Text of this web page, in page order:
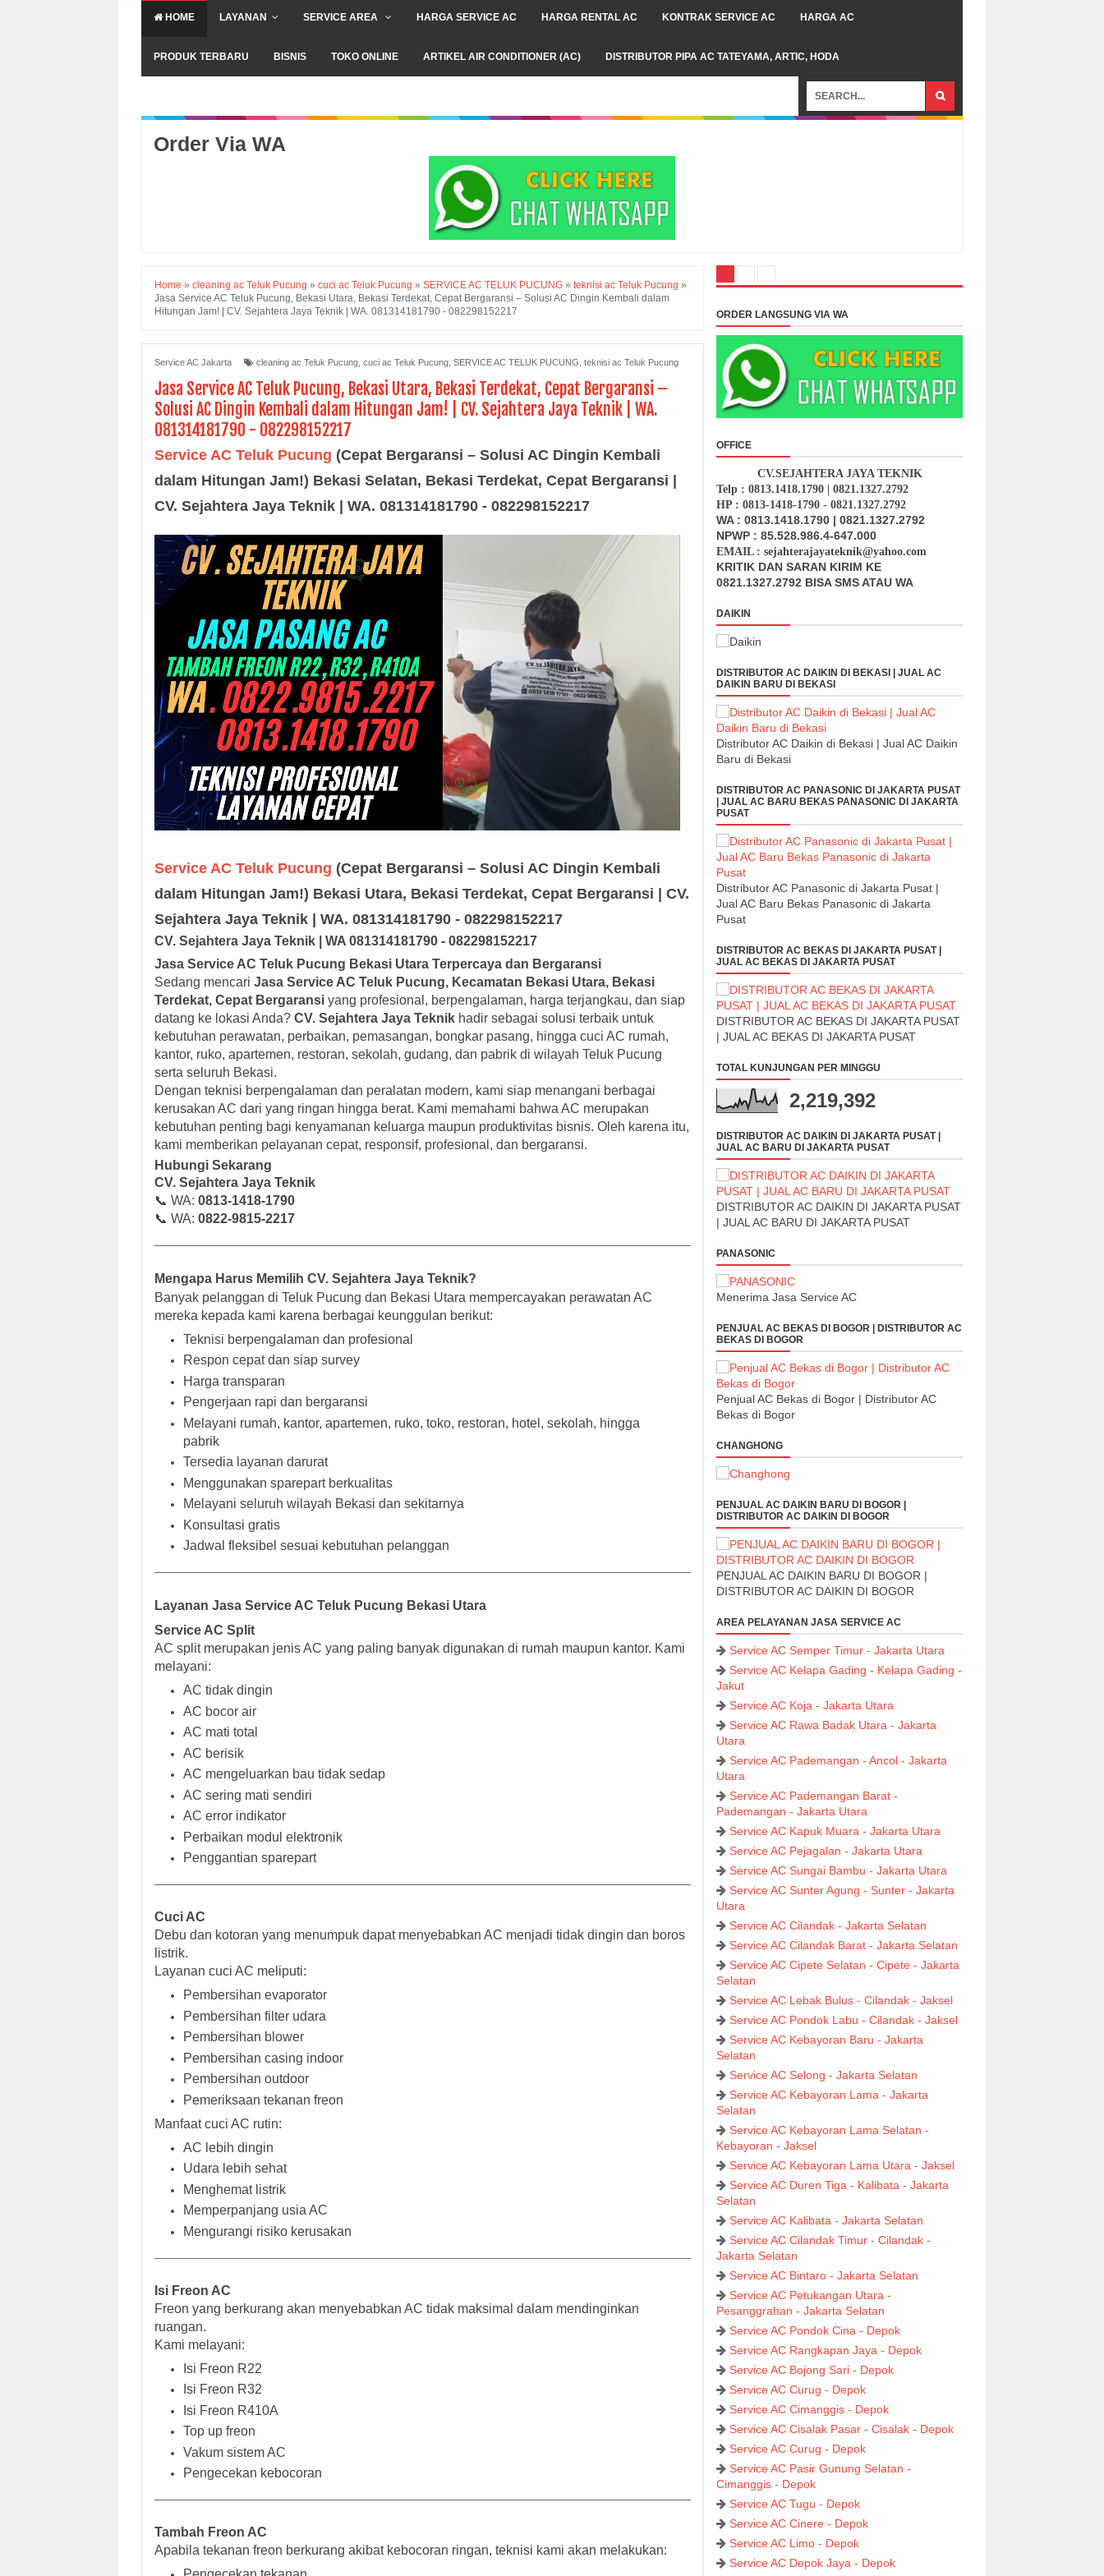
HOME LAYANAN SERVICE AREA HARGA SERVICE AC HARGA RENTAL AC KONTRAK SERVICE AC HARGA AC
PRODUK TERBARU BISNIS TOKO ONLINE ARTIKEL AIR CONDITIONER (AC) DISTRIBUTOR PIPA AC TATEYAMA, ARTIC, HODA
Order Via WA
Home » cleaning ac Teluk Pucung » cuci ac Teluk Pucung » SERVICE AC TELUK PUCUNG » teknisi ac Teluk Pucung »
Jasa Service AC Teluk Pucung, Bekasi Utara, Bekasi Terdekat, Cepat Bergaransi – Solusi AC Dingin Kembali dalam
Hitungan Jam! | CV. Sejahtera Jaya Teknik | WA. 081314181790 - 082298152217
Service AC Jakarta cleaning ac Teluk Pucung cuci ac Teluk Pucung SERVICE AC TELUK PUCUNG teknisi ac Teluk Pucung
Jasa Service AC Teluk Pucung, Bekasi Utara, Bekasi Terdekat, Cepat Bergaransi –
Solusi AC Dingin Kembali dalam Hitungan Jam! | CV. Sejahtera Jaya Teknik | WA.
081314181790 - 082298152217
Service AC Teluk Pucung (Cepat Bergaransi – Solusi AC Dingin Kembali
dalam Hitungan Jam!) Bekasi Selatan, Bekasi Terdekat, Cepat Bergaransi |
CV. Sejahtera Jaya Teknik | WA. 081314181790 - 082298152217
Service AC Teluk Pucung (Cepat Bergaransi – Solusi AC Dingin Kembali
dalam Hitungan Jam!) Bekasi Utara, Bekasi Terdekat, Cepat Bergaransi | CV.
Sejahtera Jaya Teknik | WA. 081314181790 - 082298152217
CV. Sejahtera Jaya Teknik | WA 081314181790 - 082298152217
Jasa Service AC Teluk Pucung Bekasi Utara Terpercaya dan Bergaransi
Sedang mencari Jasa Service AC Teluk Pucung, Kecamatan Bekasi Utara, Bekasi
Terdekat, Cepat Bergaransi yang profesional, berpengalaman, harga terjangkau, dan siap
datang ke lokasi Anda? CV. Sejahtera Jaya Teknik hadir sebagai solusi terbaik untuk
kebutuhan perawatan, perbaikan, pemasangan, bongkar pasang, hingga cuci AC rumah,
kantor, ruko, apartemen, restoran, sekolah, gudang, dan pabrik di wilayah Teluk Pucung
serta seluruh Bekasi.
Dengan teknisi berpengalaman dan peralatan modern, kami siap menangani berbagai
kerusakan AC dari yang ringan hingga berat. Kami memahami bahwa AC merupakan
kebutuhan penting bagi kenyamanan keluarga maupun produktivitas bisnis. Oleh karena itu,
kami memberikan pelayanan cepat, responsif, profesional, dan bergaransi.
Hubungi Sekarang
CV. Sejahtera Jaya Teknik
📞 WA: 0813-1418-1790
📞 WA: 0822-9815-2217
Mengapa Harus Memilih CV. Sejahtera Jaya Teknik?
Banyak pelanggan di Teluk Pucung dan Bekasi Utara mempercayakan perawatan AC
mereka kepada kami karena berbagai keunggulan berikut:
Teknisi berpengalaman dan profesional
Respon cepat dan siap survey
Harga transparan
Pengerjaan rapi dan bergaransi
Melayani rumah, kantor, apartemen, ruko, toko, restoran, hotel, sekolah, hingga
pabrik
Tersedia layanan darurat
Menggunakan sparepart berkualitas
Melayani seluruh wilayah Bekasi dan sekitarnya
Konsultasi gratis
Jadwal fleksibel sesuai kebutuhan pelanggan
Layanan Jasa Service AC Teluk Pucung Bekasi Utara
Service AC Split
AC split merupakan jenis AC yang paling banyak digunakan di rumah maupun kantor. Kami
melayani:
AC tidak dingin
AC bocor air
AC mati total
AC berisik
AC mengeluarkan bau tidak sedap
AC sering mati sendiri
AC error indikator
Perbaikan modul elektronik
Penggantian sparepart
Cuci AC
Debu dan kotoran yang menumpuk dapat menyebabkan AC menjadi tidak dingin dan boros
listrik.
Layanan cuci AC meliputi:
Pembersihan evaporator
Pembersihan filter udara
Pembersihan blower
Pembersihan casing indoor
Pembersihan outdoor
Pemeriksaan tekanan freon
Manfaat cuci AC rutin:
AC lebih dingin
Udara lebih sehat
Menghemat listrik
Memperpanjang usia AC
Mengurangi risiko kerusakan
Isi Freon AC
Freon yang berkurang akan menyebabkan AC tidak maksimal dalam mendinginkan
ruangan.
Kami melayani:
Isi Freon R22
Isi Freon R32
Isi Freon R410A
Top up freon
Vakum sistem AC
Pengecekan kebocoran
Tambah Freon AC
Apabila tekanan freon berkurang akibat kebocoran ringan, teknisi kami akan melakukan:
ORDER LANGSUNG VIA WA
OFFICE
CV.SEJAHTERA JAYA TEKNIK
Telp : 0813.1418.1790 | 0821.1327.2792
HP : 0813-1418-1790 - 0821.1327.2792
WA : 0813.1418.1790 | 0821.1327.2792
NPWP : 85.528.986.4-647.000
EMAIL : sejahterajayateknik@yahoo.com
KRITIK DAN SARAN KIRIM KE
0821.1327.2792 BISA SMS ATAU WA
DAIKIN
DISTRIBUTOR AC DAIKIN DI BEKASI | JUAL AC
DAIKIN BARU DI BEKASI
Distributor AC Daikin di Bekasi | Jual AC Daikin
Baru di Bekasi
DISTRIBUTOR AC PANASONIC DI JAKARTA PUSAT
| JUAL AC BARU BEKAS PANASONIC DI JAKARTA
PUSAT
Distributor AC Panasonic di Jakarta Pusat |
Jual AC Baru Bekas Panasonic di Jakarta
Pusat
DISTRIBUTOR AC BEKAS DI JAKARTA PUSAT |
JUAL AC BEKAS DI JAKARTA PUSAT
DISTRIBUTOR AC BEKAS DI JAKARTA PUSAT
| JUAL AC BEKAS DI JAKARTA PUSAT
TOTAL KUNJUNGAN PER MINGGU
2,219,392
DISTRIBUTOR AC DAIKIN DI JAKARTA PUSAT |
JUAL AC BARU DI JAKARTA PUSAT
DISTRIBUTOR AC DAIKIN DI JAKARTA PUSAT
| JUAL AC BARU DI JAKARTA PUSAT
PANASONIC
Menerima Jasa Service AC
PENJUAL AC BEKAS DI BOGOR | DISTRIBUTOR AC
BEKAS DI BOGOR
Penjual AC Bekas di Bogor | Distributor AC
Bekas di Bogor
CHANGHONG
PENJUAL AC DAIKIN BARU DI BOGOR |
DISTRIBUTOR AC DAIKIN DI BOGOR
PENJUAL AC DAIKIN BARU DI BOGOR |
DISTRIBUTOR AC DAIKIN DI BOGOR
AREA PELAYANAN JASA SERVICE AC
Service AC Semper Timur - Jakarta Utara
Service AC Kelapa Gading - Kelapa Gading -
Jakut
Service AC Koja - Jakarta Utara
Service AC Rawa Badak Utara - Jakarta
Utara
Service AC Pademangan - Ancol - Jakarta
Utara
Service AC Pademangan Barat -
Pademangan - Jakarta Utara
Service AC Kapuk Muara - Jakarta Utara
Service AC Pejagalan - Jakarta Utara
Service AC Sungai Bambu - Jakarta Utara
Service AC Sunter Agung - Sunter - Jakarta
Utara
Service AC Cilandak - Jakarta Selatan
Service AC Cilandak Barat - Jakarta Selatan
Service AC Cipete Selatan - Cipete - Jakarta
Selatan
Service AC Lebak Bulus - Cilandak - Jaksel
Service AC Pondok Labu - Cilandak - Jaksel
Service AC Kebayoran Baru - Jakarta
Selatan
Service AC Selong - Jakarta Selatan
Service AC Kebayoran Lama - Jakarta
Selatan
Service AC Kebayoran Lama Selatan -
Kebayoran - Jaksel
Service AC Kebayoran Lama Utara - Jaksel
Service AC Duren Tiga - Kalibata - Jakarta
Selatan
Service AC Kalibata - Jakarta Selatan
Service AC Cilandak Timur - Cilandak -
Jakarta Selatan
Service AC Bintaro - Jakarta Selatan
Service AC Petukangan Utara -
Pesanggrahan - Jakarta Selatan
Service AC Pondok Cina - Depok
Service AC Rangkapan Jaya - Depok
Service AC Bojong Sari - Depok
Service AC Curug - Depok
Service AC Cimanggis - Depok
Service AC Cisalak Pasar - Cisalak - Depok
Service AC Curug - Depok
Service AC Pasir Gunung Selatan -
Cimanggis - Depok
Service AC Tugu - Depok
Service AC Cinere - Depok
Service AC Limo - Depok
Service AC Depok Jaya - Depok